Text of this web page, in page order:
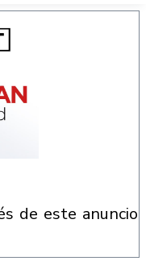
de este anuncio